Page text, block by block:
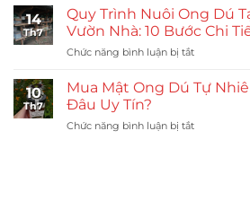
Gì?
7
Ích
Lưu
Chọn
Mật
Ong
Dú:
Mẹo
Nhận
Mật
14
Th7
Quy Trình Nuôi Ong Dú
Vườn Nhà: 10 Bước Chi
Chức năng bình luận bị tắtở
Trình
Nuôi
Dú
10
Th7
Mua Mật Ong Dú Tự
Đâu Uy Tín?
Chức năng bình luận bị tắtở